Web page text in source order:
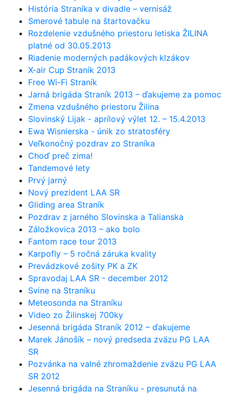
História Straníka v divadle – vernisáž
Smerové tabule na štartovačku
Rozdelenie vzdušného priestoru letiska ŽILINA
platné od 30.05.2013
Riadenie moderných padákových klzákov
X-air Cup Straník 2013
Free Wi-Fi Straník
Jarná brigáda Straník 2013 – ďakujeme za pomoc
Zmena vzdušného priestoru Žilina
Slovinský Lijak - aprílový výlet 12. – 15.4.2013
Ewa Wisnierska - únik zo stratosféry
Veľkonočný pozdrav zo Straníka
Choď preč zima!
Tandemové lety
Prvý jarný
Nový prezident LAA SR
Gliding area Straník
Pozdrav z jarného Slovinska a Talianska
Záložkovica 2013 – ako bolo
Fantom race tour 2013
Karpofly – 5 ročná záruka kvality
Prevádzkové zošity PK a ZK
Spravodaj LAA SR - december 2012
Svine na Straníku
Meteosonda na Straníku
Video zo Žilinskej 700ky
Jesenná brigáda Straník 2012 – ďakujeme
Marek Jánošík – nový predseda zväzu PG LAA
SR
Pozvánka na valné zhromaždenie zväzu PG LAA
SR 2012
Jesenná brigáda na Straníku - presunutá na